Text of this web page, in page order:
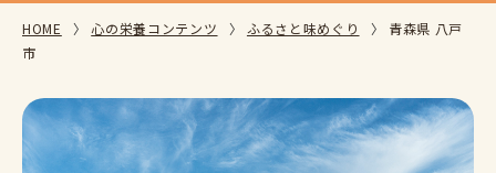
HOME 心の栄養コンテンツ ふるさと味めぐり
青森県 八戸
市